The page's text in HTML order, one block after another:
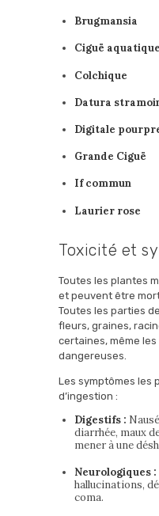
Brugmansia
Ciguë aquatique
Colchique
Datura
Digitale
Grande Ciguë
If commun
Laurier rose
Toxicité et
Toutes les plantes
et peuvent être
Toutes les parties
fleurs, graines,
certaines, même
dangereuses.
Les symptômes les
d’ingestion :
Digestifs :
diarrhée, maux
mener à une
Neurologiques :
hallucinations,
coma.